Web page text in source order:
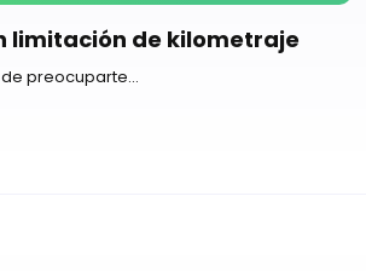
limitación de kilometraje
preocuparte...